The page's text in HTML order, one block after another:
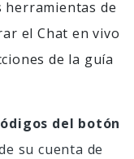
herramientas de
el Chat en vivo
de la guía
del botón
su cuenta de